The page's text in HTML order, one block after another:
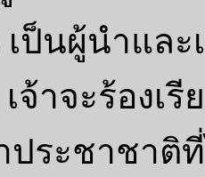
ป็นผู้นำแล
เจ้าจะร้อง
ระชาชาติที่